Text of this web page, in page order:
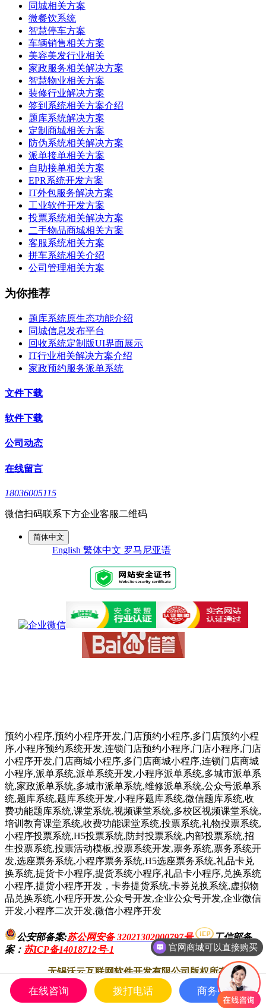
同城相关方案
微餐饮系统
智慧停车方案
车辆销售相关方案
美容美发行业相关
家政服务相关解决方案
智慧物业相关方案
装修行业解决方案
签到系统相关方案介绍
题库系统解决方案
定制商城相关方案
防伪系统相关解决方案
派单接单相关方案
自助接单相关方案
EPR系统开发方案
IT外包服务解决方案
工业软件开发方案
投票系统相关解决方案
二手物品商城相关方案
客服系统相关方案
拼车系统相关介绍
公司管理相关方案
为你推荐
题库系统原生态功能介绍
同城信息发布平台
回收系统定制版UI界面展示
IT行业相关解决方案介绍
家政预约服务派单系统
文件下载
软件下载
公司动态
在线留言
18036005115
微信扫码联系下方企业客服二维码
简体中文
English 繁体中文 罗马尼亚语
预约小程序,预约小程序开发,门店预约小程序,多门店预约小程
序,小程序预约系统开发,连锁门店预约小程序,门店小程序,门店
小程序开发,门店商城小程序,多门店商城小程序,连锁门店商城
小程序,派单系统,派单系统开发,小程序派单系统,多城市派单系
统,家政派单系统,多城市派单系统,维修派单系统,公众号派单系
统,题库系统,题库系统开发,小程序题库系统,微信题库系统,收
费功能题库系统,课堂系统,视频课堂系统,多校区视频课堂系统,
培训教育课堂系统,收费功能课堂系统,投票系统,礼物投票系统,
小程序投票系统,H5投票系统,防封投票系统,内部投票系统,招
生投票系统,投票活动模板,投票系统开发,票务系统,票务系统开
发,选座票务系统,小程序票务系统,H5选座票务系统,礼品卡兑
换系统,提货卡小程序,提货系统小程序,礼品卡小程序,兑换系统
小程序,提货小程序开发，卡券提货系统,卡券兑换系统,虚拟物
品兑换系统,小程序开发,公众号开发,企业公众号开发,企业微信
开发,小程序二次开发,微信小程序开发
公安部备案:苏公网安备 32021302000797号
工信部备
案： 苏ICP备14018712号-1
无锡沃云互联网软件开发有限公司版权所有. All
Rights Reserved
Copyright 2012-现在
一次购买终身授权使用
在线咨询 拨打电话 商务中心